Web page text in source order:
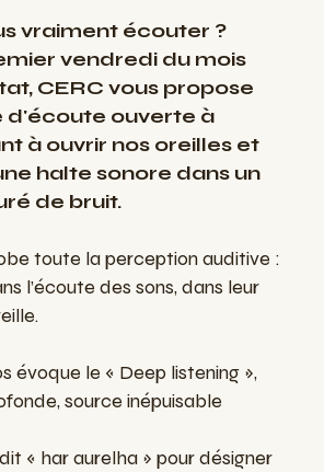
vraiment écouter ?
vendredi du mois
CERC vous propose
d'écoute ouverte à
à ouvrir nos oreilles et
halte sonore dans un
de bruit.
toute la perception auditive :
l’écoute des sons, dans leur
évoque le « Deep listening »,
source inépuisable
« har aurelha » pour désigner